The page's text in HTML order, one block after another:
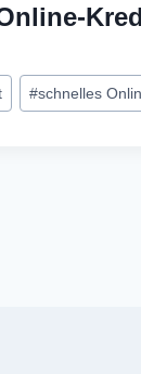
#schnelles